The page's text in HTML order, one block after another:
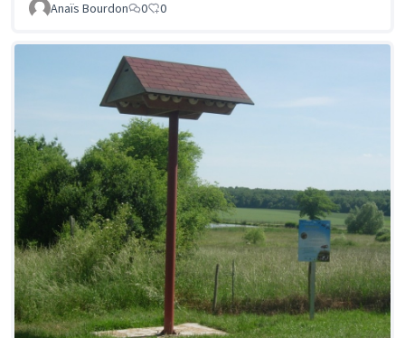
Anaïs Bourdon 0 0